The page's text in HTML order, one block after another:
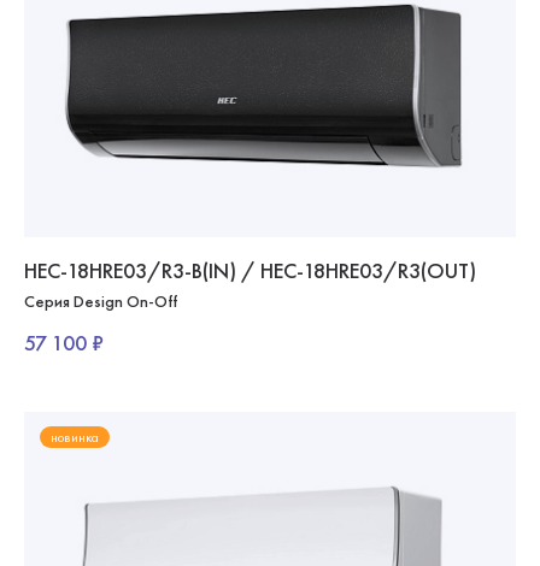
HEC-18HRE03/R3-B(IN) / HEC-18HRE03/R3(OUT)
Серия Design On-Off
57 100 ₽
новинка